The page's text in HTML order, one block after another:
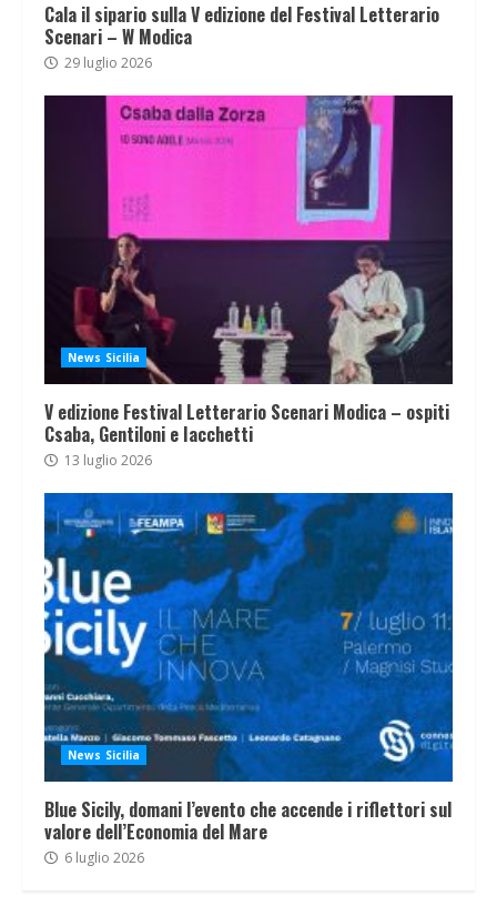
Cala il sipario sulla V edizione del Festival Letterario
Scenari – W Modica
29 luglio 2026
News Sicilia
V edizione Festival Letterario Scenari Modica – ospiti
Csaba, Gentiloni e Iacchetti
13 luglio 2026
News Sicilia
Blue Sicily, domani l’evento che accende i riflettori sul
valore dell’Economia del Mare
6 luglio 2026